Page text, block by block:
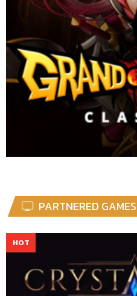
PARTNERED GAMES